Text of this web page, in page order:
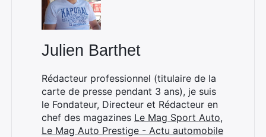
Julien Barthet
Rédacteur professionnel (titulaire de la
carte de presse pendant 3 ans), je suis
le Fondateur, Directeur et Rédacteur en
chef des magazines Le Mag Sport Auto,
Le Mag Auto Prestige - Actu automobile